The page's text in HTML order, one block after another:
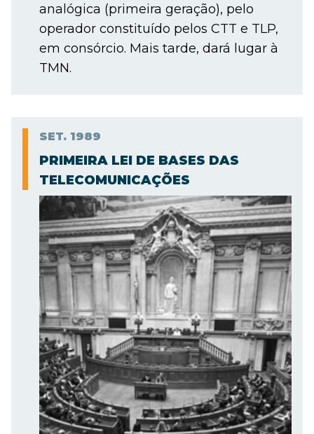
analógica (primeira geração), pelo
operador constituído pelos CTT e TLP,
em consórcio. Mais tarde, dará lugar à
TMN.
SET. 1989
PRIMEIRA LEI DE BASES DAS
TELECOMUNICAÇÕES